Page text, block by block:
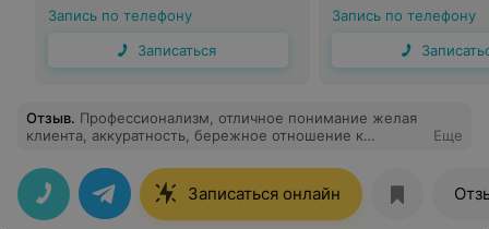
Запись по телефону
Записаться
Запись по телефону
Отзыв. Профессионализм, отличное понимание желая
клиента, аккуратность, бережное отношение к
Еще
Записаться онлайн